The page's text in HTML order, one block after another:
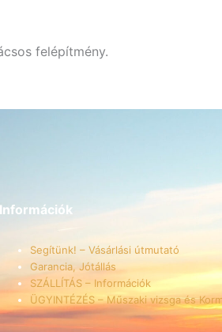
felépítmény.
Információk
Segítünk! – Vásárlási útmutató
Garancia, Jótállás
SZÁLLÍTÁS – Információk
ÜGYINTÉZÉS – Műszaki vizsga és